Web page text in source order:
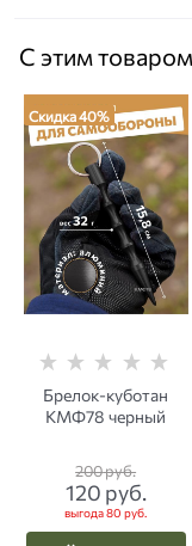
С этим
Скидка 40%
Брелок-куботан
КМФ78 черный
200 руб.
120 руб.
выгода80 руб.